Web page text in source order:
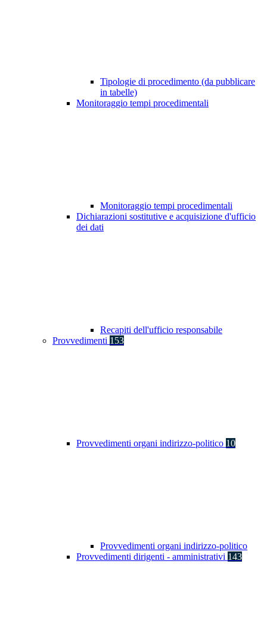
Tipologie di procedimento (da pubblicare
in tabelle)
Monitoraggio tempi procedimentali
Monitoraggio tempi procedimentali
Dichiarazioni sostitutive e acquisizione d'ufficio
dei dati
Recapiti dell'ufficio responsabile
Provvedimenti 153
Provvedimenti organi indirizzo-politico 10
Provvedimenti organi indirizzo-politico
Provvedimenti dirigenti - amministrativi 143